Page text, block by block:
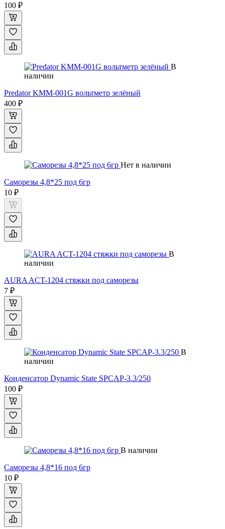
100 ₽
В
наличии
Predator KMM-001G вольтметр зелёный
400 ₽
Нет в наличии
Саморезы 4,8*25 под 6гр
10 ₽
В
наличии
AURA ACT-1204 стяжки под саморезы
7 ₽
В
наличии
Конденсатор Dynamic State SPCAP-3.3/250
100 ₽
В наличии
Саморезы 4,8*16 под 6гр
10 ₽